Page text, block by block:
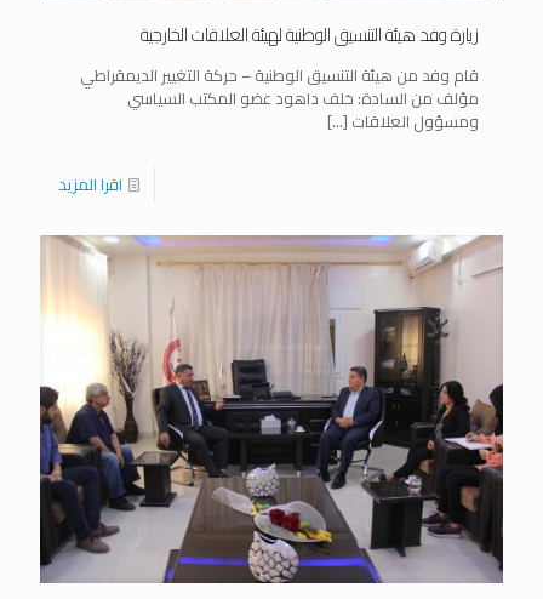
زيارة وفد هيئة التنسيق الوطنية لهيئة العلاقات الخارجية
قام وفد من هيئة التنسيق الوطنية – حركة التغيير الديمقراطي
مؤلف من السادة: خلف داهود عضو المكتب السياسي
ومسؤول العلاقات […]
اقرا المزيد